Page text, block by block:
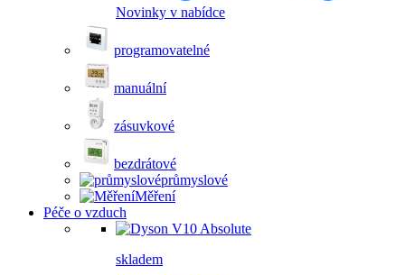
Novinky v nabídce
programovatelné
manuální
zásuvkové
bezdrátové
průmyslové
Měření
Péče o vzduch
skladem